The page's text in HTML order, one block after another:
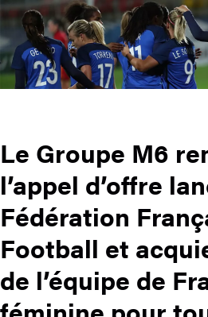
Le Groupe M6
l’appel d’offre
Fédération
Football et
de l’équipe de